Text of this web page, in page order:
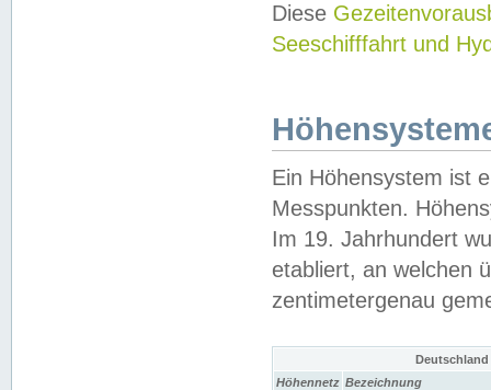
Diese
Seeschifffahrt und
Ein Höhensystem ist
Messpunkten.
Im 19. Jahrhundert
etabliert, an welchen
zentimetergenau
Höhennetz Bezeichnung